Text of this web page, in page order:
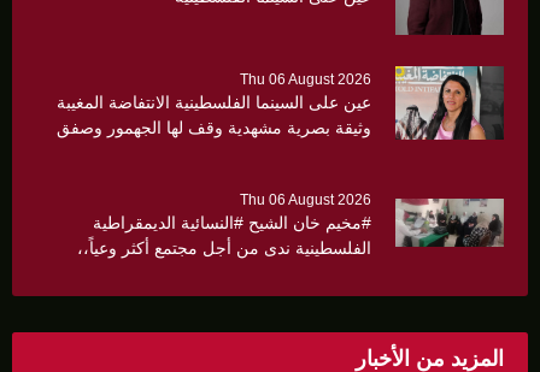
Thu 06 August 2026
عين على السينما الفلسطينية الانتفاضة المغيبة
وثيقة بصرية مشهدية وقف لها الجهمور وصفق
Thu 06 August 2026
#مخيم خان الشيح #النسائية الديمقراطية
الفلسطينية ندى من أجل مجتمع أكثر وعياً،،
بروشورات توعوية على سيدات الحي.
المزيد من الأخبار